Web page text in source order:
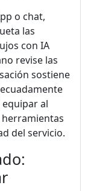
o chat,
las
con IA
revise las
sostiene
al
herramientas
del servicio.